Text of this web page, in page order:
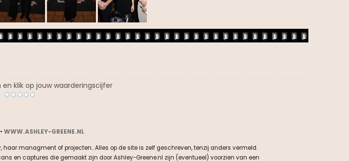
klik op jouw waarderingscijfer
WWW.ASHLEY-GREENE.NL
managment of projecten.. Alles op de site is zelf geschreven, tenzij anders vermeld.
en captures die gemaakt zijn door Ashley-Greene.nl zijn (eventueel) voorzien van een